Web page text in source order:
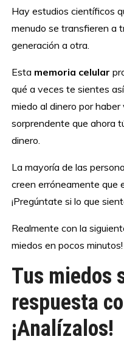
Hay estudios científicos
menudo se transfieren a
generación a otra.
Esta memoria celular
qué a veces te sientes
miedo al dinero por
sorprendente que ahora
dinero.
La mayoría de las
creen erróneamente que
¡Pregúntate si lo que
Realmente con la
miedos en pocos minutos!
Tus miedos
respuesta
¡Analízalos!